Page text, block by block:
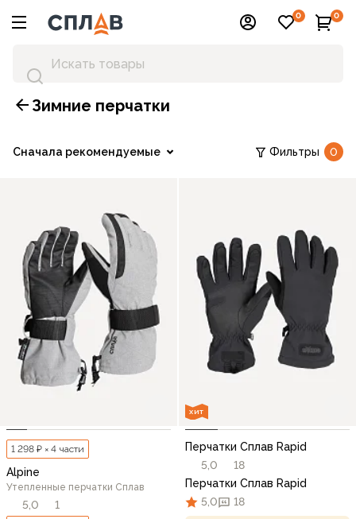
0 0
Зимние перчатки
Сначала рекомендуемые Фильтры 0
1 298 ₽ × 4 части
Alpine
Утепленные перчатки Сплав
5,0 1
ХИТ
Перчатки Сплав Rapid
5,0
18
Перчатки Сплав Rapid
5,0
18